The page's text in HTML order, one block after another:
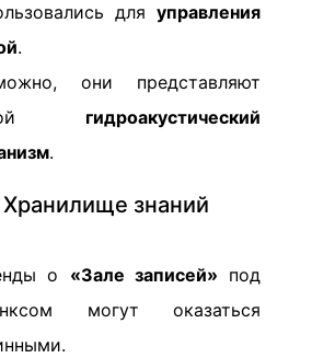
для управления
.
они представляют
гидроакустический
.
знаний
о «Зале записей» под
могут оказаться